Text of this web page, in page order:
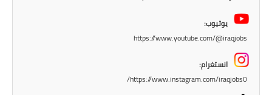
يوتيوب:
https://www.youtube.com/@iraqjobs
انستغرام:
https://www.instagram.com/iraqjobs0/